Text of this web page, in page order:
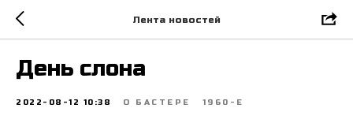
Лента новостей
День слона
2022-08-12 10:38 О БАСТЕРЕ 1960-Е